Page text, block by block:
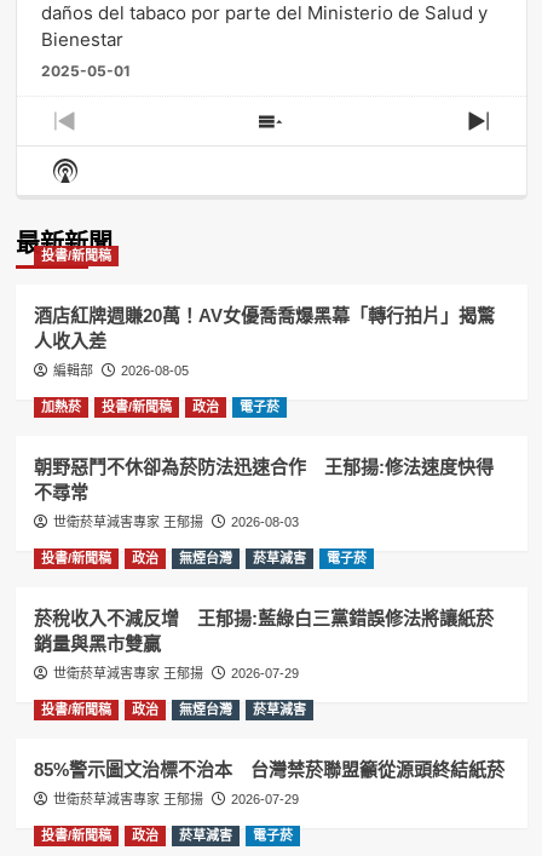
daños del tabaco por parte del Ministerio de Salud y
Bienestar
2025-05-01
Previous
Episode
Show
Episodes
Next
Show
Podcast
最新新聞
投書/新聞稿
酒店紅牌週賺20萬！AV女優喬喬爆黑幕「轉行拍片」揭驚
人收入差
編輯部 2026-08-05
加熱菸 投書/新聞稿 政治 電子菸
朝野惡鬥不休卻為菸防法迅速合作 王郁揚:修法速度快得
不尋常
世衛菸草減害專家 王郁揚 2026-08-03
投書/新聞稿 政治 無煙台灣 菸草減害 電子菸
菸稅收入不減反增 王郁揚:藍綠白三黨錯誤修法將讓紙菸
銷量與黑市雙贏
世衛菸草減害專家 王郁揚 2026-07-29
投書/新聞稿 政治 無煙台灣 菸草減害
85%警示圖文治標不治本 台灣禁菸聯盟籲從源頭終結紙菸
世衛菸草減害專家 王郁揚 2026-07-29
投書/新聞稿 政治 菸草減害 電子菸